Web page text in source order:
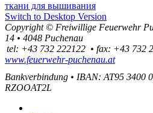
ткани для вышивания
Switch to Desktop Version
Copyright © Freiwillige Feuerwehr
14 • 4048 Puchenau
tel: +43 732 222122 • fax: +43 732
www.feuerwehr-puchenau.at
Bankverbindung • IBAN: AT95 3400
RZOOAT2L